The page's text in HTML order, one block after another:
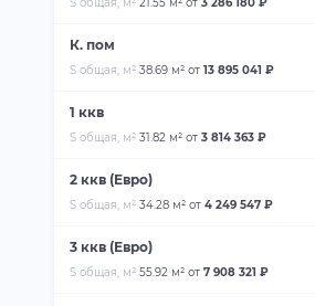
S общая, м² 21.55 м² от 3 286 180 ₽
К. пом
S общая, м² 38.69 м² от 13 895 041 ₽
1 ккв
S общая, м² 31.82 м² от 3 814 363 ₽
2 ккв (Евро)
S общая, м² 34.28 м² от 4 249 547 ₽
3 ккв (Евро)
S общая, м² 55.92 м² от 7 908 321 ₽